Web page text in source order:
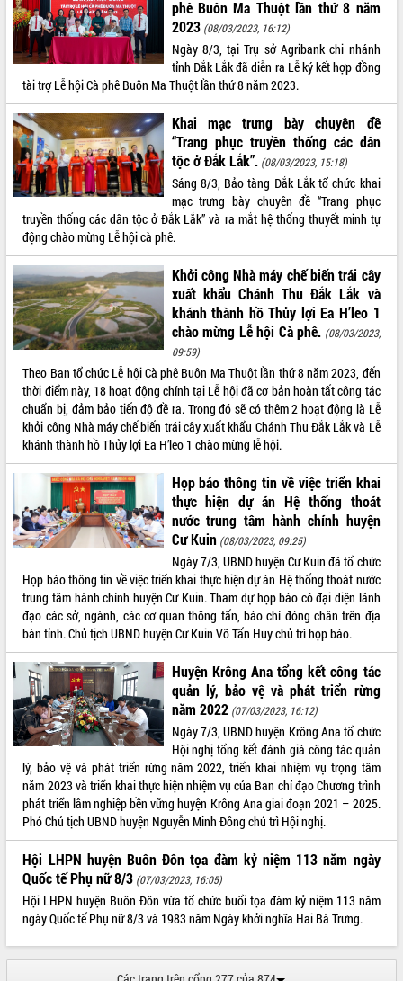
LIÊN KẾT WEB
THỐNG KÊ TRUY CẬP
Hôm nay: 18733
Tất cả: 66031473
phê Buôn Ma Thuột lần thứ 8 năm
2023 (08/03/2023, 16:12)
Ngày 8/3, tại Trụ sở Agribank chi nhánh
tỉnh Đắk Lắk đã diễn ra Lễ ký kết hợp đồng
tài trợ Lễ hội Cà phê Buôn Ma Thuột lần thứ 8 năm 2023.
Khai mạc trưng bày chuyên đề
“Trang phục truyền thống các dân
tộc ở Đắk Lắk”. (08/03/2023, 15:18)
Sáng 8/3, Bảo tàng Đắk Lắk tổ chức khai
mạc trưng bày chuyên đề “Trang phục
truyền thống các dân tộc ở Đắk Lắk” và ra mắt hệ thống thuyết minh tự
động chào mừng Lễ hội cà phê.
Khởi công Nhà máy chế biến trái cây
xuất khẩu Chánh Thu Đắk Lắk và
khánh thành hồ Thủy lợi Ea H’leo 1
chào mừng Lễ hội Cà phê. (08/03/2023,
09:59)
Theo Ban tổ chức Lễ hội Cà phê Buôn Ma Thuột lần thứ 8 năm 2023, đến
thời điểm này, 18 hoạt động chính tại Lễ hội đã cơ bản hoàn tất công tác
chuẩn bị, đảm bảo tiến độ đề ra. Trong đó sẽ có thêm 2 hoạt động là Lễ
khởi công Nhà máy chế biến trái cây xuất khẩu Chánh Thu Đắk Lắk và Lễ
khánh thành hồ Thủy lợi Ea H’leo 1 chào mừng lễ hội.
Họp báo thông tin về việc triển khai
thực hiện dự án Hệ thống thoát
nước trung tâm hành chính huyện
Cư Kuin (08/03/2023, 09:25)
Ngày 7/3, UBND huyện Cư Kuin đã tổ chức
Họp báo thông tin về việc triển khai thực hiện dự án Hệ thống thoát nước
trung tâm hành chính huyện Cư Kuin. Tham dự họp báo có đại diện lãnh
đạo các sở, ngành, các cơ quan thông tấn, báo chí đóng chân trên địa
bàn tỉnh. Chủ tịch UBND huyện Cư Kuin Võ Tấn Huy chủ trì họp báo.
Huyện Krông Ana tổng kết công tác
quản lý, bảo vệ và phát triển rừng
năm 2022 (07/03/2023, 16:12)
Ngày 7/3, UBND huyện Krông Ana tổ chức
Hội nghị tổng kết đánh giá công tác quản
lý, bảo vệ và phát triển rừng năm 2022, triển khai nhiệm vụ trọng tâm
năm 2023 và triển khai thực hiện nhiệm vụ của Ban chỉ đạo Chương trình
phát triển lâm nghiệp bền vững huyện Krông Ana giai đoạn 2021 – 2025.
Phó Chủ tịch UBND huyện Nguyễn Minh Đông chủ trì Hội nghị.
Hội LHPN huyện Buôn Đôn tọa đàm kỷ niệm 113 năm ngày
Quốc tế Phụ nữ 8/3 (07/03/2023, 16:05)
Hội LHPN huyện Buôn Đôn vừa tổ chức buổi tọa đàm kỷ niệm 113 năm
ngày Quốc tế Phụ nữ 8/3 và 1983 năm Ngày khởi nghĩa Hai Bà Trưng.